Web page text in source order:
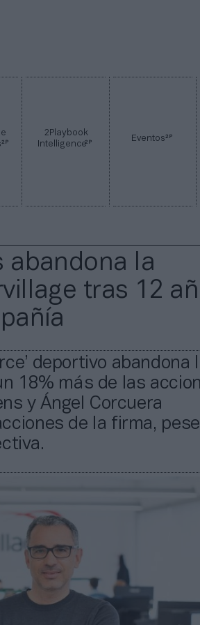
2P
2Playbook
Intelligence2P Eventos2P
abandona la
tras 12
deportivo abandona
18% más de las
y Ángel Corcuera
de la firma,